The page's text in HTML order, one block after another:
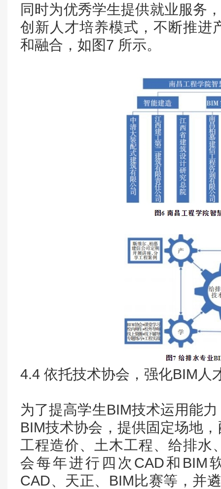
同时为优秀学生提供就业服务
创新人才培养模式，不断推进
和融合，如图7 所示。
4.4 依托技术协会，强化BIM人
为了提高学生BIM技术运用能
BIM技术协会，提供固定场地
工程造价、土木工程、给排水
会每年进行四次CAD和BIM
CAD、天正、BIM比赛等，并